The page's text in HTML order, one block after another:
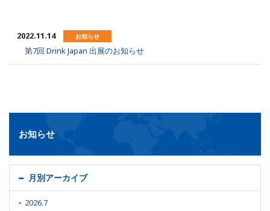
2022.11.14 お知らせ
第7回 Drink Japan 出展のお知らせ
お知らせ
月別アーカイブ
2026.7